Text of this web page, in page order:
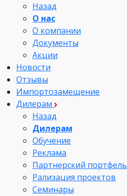
Назад
О нас
О компании
Документы
Акции
Новости
Отзывы
Импортозамещение
Дилерам
Назад
Дилерам
Обучение
Реклама
Партнерский портфель
Рализация проектов
Семинары